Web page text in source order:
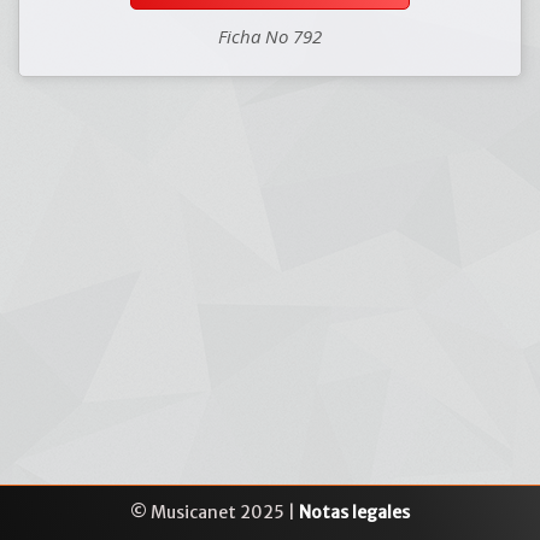
Ficha No 792
© Musicanet 2025 | Notas legales